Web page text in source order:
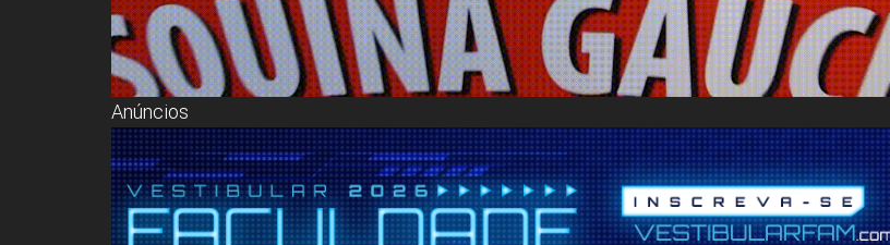
Anúncios